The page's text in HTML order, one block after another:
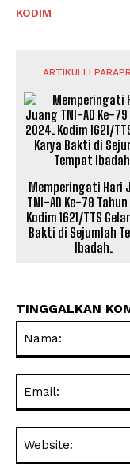
KODIM
ARTIKULLI
Memperingati Hari
TNI-AD Ke-79 Tahun
Kodim 1621/TTS
Bakti di Sejumlah
Ibadah.
TINGGALKAN